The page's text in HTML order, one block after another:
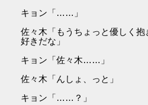
キョン「……」
佐々木「もうちょっと優しく
好きだな」
キョン「佐々木……」
佐々木「んしょ、っと」
キョン「……？」